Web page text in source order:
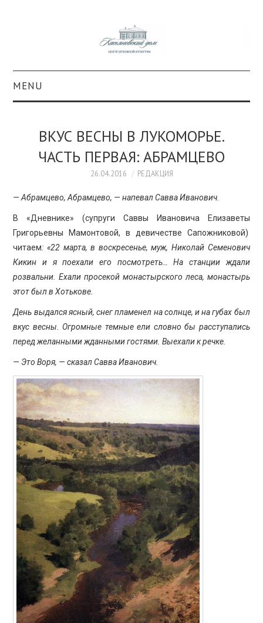
MENU
КОЛЛЕКЦИИ
КУЛЬТУРА
ОБРАЗОВАНИЕ
ПРОСВЕЩЕНИЕ
ВКУС ВЕСНЫ В ЛУКОМОРЬЕ.
ЧАСТЬ ПЕРВАЯ: АБРАМЦЕВО
26.04.2016 РЕДАКЦИЯ
— Абрамцево, Абрамцево, — напевал Савва Иванович.
В «Дневнике» (супруги Саввы Ивановича Елизаветы
Григорьевны Мамонтовой, в девичестве Сапожниковой)
читаем: «22 марта, в воскресенье, муж, Николай Семенович
Кикин и я поехали его посмотреть… На станции ждали
розвальни. Ехали просекой монастырского леса, монастырь
этот был в Хотькове.
День выдался ясный, снег пламенел на солнце, и на губах был
вкус весны. Огромные темные ели словно бы расступались
перед желанными жданными гостями. Выехали к речке.
— Это Воря, — сказал Савва Иванович.